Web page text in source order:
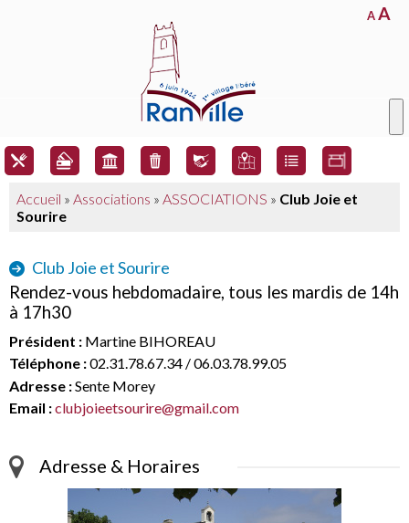
AA
Accueil » Associations » ASSOCIATIONS » Club Joie et
Sourire
Club Joie et Sourire
Rendez-vous hebdomadaire, tous les mardis de 14h
à 17h30
Président : Martine BIHOREAU
Téléphone :02.31.78.67.34 / 06.03.78.99.05
Adresse :Sente Morey
Email :clubjoieetsourire@gmail.com
Adresse & Horaires